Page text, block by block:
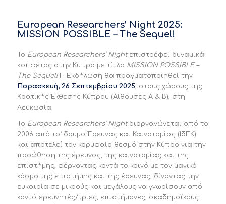
European Researchers’ Night 2025:
MISSION POSSIBLE – The Sequel!
To European Researchers’ Nightεπιστρέφει δυναμικά
και φέτος στην Κύπρο με τίτλο MISSION POSSIBLE–
The Sequel!Η Εκδήλωση θα πραγματοποιηθεί την
Παρασκευή, 26 Σεπτεμβρίου 2025, στους χώρους της
Κρατικής Έκθεσης Κύπρου (Αίθουσες A & B), στη
Λευκωσία.
To European Researchers’ Nightδιοργανώνεται από το
2006 από το Ίδρυμα Έρευνας και Καινοτομίας (ΙδΕΚ)
και αποτελεί τον κορυφαίο θεσμό στην Κύπρο για την
προώθηση της έρευνας, της καινοτομίας και της
επιστήμης, φέρνοντας κοντά το κοινό με τον μαγικό
κόσμο της επιστήμης και της έρευνας, δίνοντας την
ευκαιρία σε μικρούς και μεγάλους να γνωρίσουν από
κοντά ερευνητές/τριες, επιστήμονες, ακαδημαϊκούς